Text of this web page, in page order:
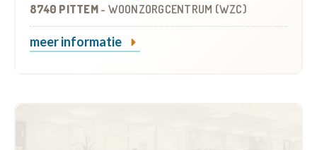
8740 PITTEM - WOONZORGCENTRUM (WZC)
meer informatie